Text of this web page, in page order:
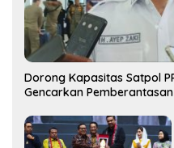
Dorong Kapasitas Satpol
Gencarkan